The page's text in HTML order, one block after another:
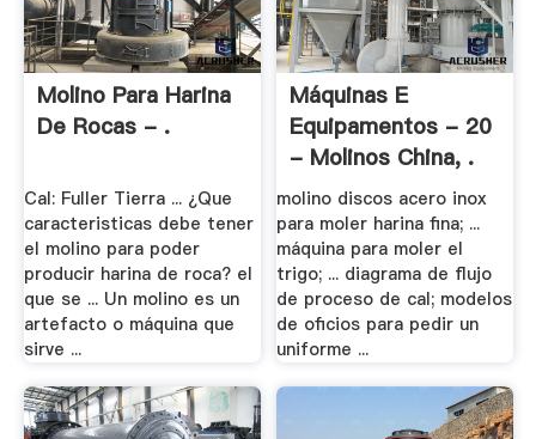
Molino Para Harina
De Rocas - .
Cal: Fuller Tierra ... ¿Que
caracteristicas debe tener
el molino para poder
producir harina de roca? el
que se ... Un molino es un
artefacto o máquina que
sirve ...
Máquinas E
Equipamentos - 20
- Molinos China, .
molino discos acero inox
para moler harina fina; ...
máquina para moler el
trigo; ... diagrama de flujo
de proceso de cal; modelos
de oficios para pedir un
uniforme ...